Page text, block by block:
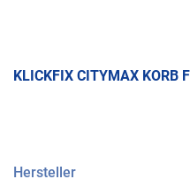
KLICKFIX CITYMAX KORB
Hersteller